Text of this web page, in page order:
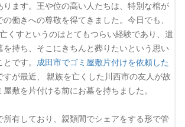
ります。王や位の高い人たちは、特別な棺が
働きへの尊敬を得てきました。今日でも、
くすというのはとてもつらい経験であり、遺
を持ち、そこにきちんと葬りたいという思い
です。 成田市でゴミ屋敷片付けを依頼した
すが最近、 親族を亡くした川西市の友人が故
敷を片付ける前にお墓を持ちました。
所有しており、親類間でシェアをする形で管